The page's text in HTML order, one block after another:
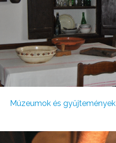
Múzeumok és gyűjtemények